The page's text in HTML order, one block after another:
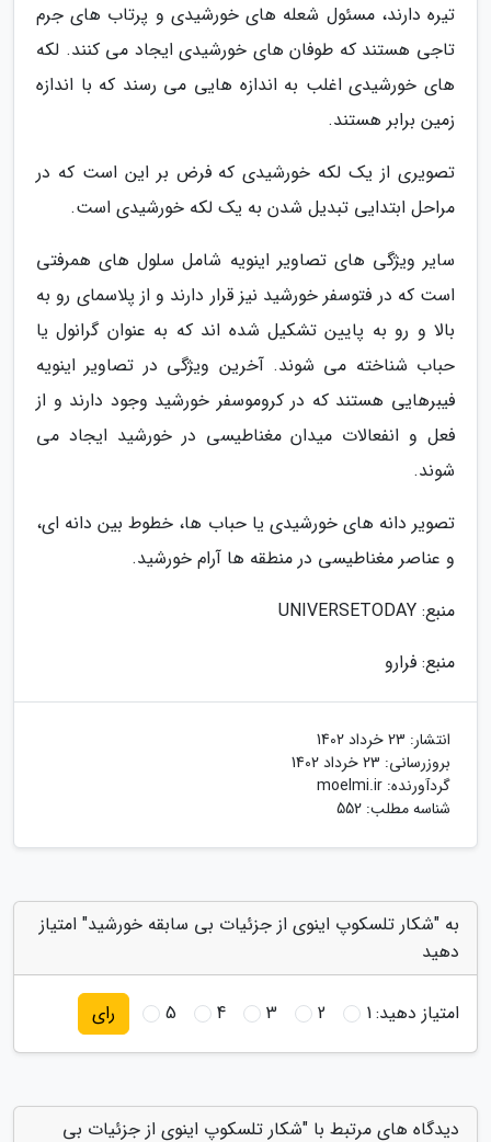
تیره دارند، مسئول شعله های خورشیدی و پرتاب های جرم
تاجی هستند که طوفان های خورشیدی ایجاد می کنند. لکه
های خورشیدی اغلب به اندازه هایی می رسند که با اندازه
زمین برابر هستند.
تصویری از یک لکه خورشیدی که فرض بر این است که در
مراحل ابتدایی تبدیل شدن به یک لکه خورشیدی است.
سایر ویژگی های تصاویر اینویه شامل سلول های همرفتی
است که در فتوسفر خورشید نیز قرار دارند و از پلاسمای رو به
بالا و رو به پایین تشکیل شده اند که به عنوان گرانول یا
حباب شناخته می شوند. آخرین ویژگی در تصاویر اینویه
فیبرهایی هستند که در کروموسفر خورشید وجود دارند و از
فعل و انفعالات میدان مغناطیسی در خورشید ایجاد می
شوند.
تصویر دانه های خورشیدی یا حباب ها، خطوط بین دانه ای،
و عناصر مغناطیسی در منطقه ها آرام خورشید.
منبع: UNIVERSETODAY
منبع: فرارو
انتشار: 23 خرداد 1402
بروزرسانی: 23 خرداد 1402
گردآورنده: moelmi.ir
شناسه مطلب: 552
به "شکار تلسکوپ اینوی از جزئیات بی سابقه خورشید" امتیاز
دهید
امتیاز دهید:1
2
3
4
5 رای
دیدگاه های مرتبط با "شکار تلسکوپ اینوی از جزئیات بی